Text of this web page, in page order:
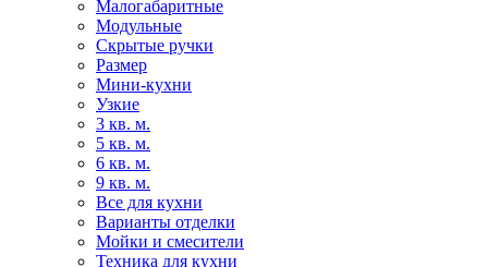
Малогабаритные
Модульные
Скрытые ручки
Размер
Мини-кухни
Узкие
3 кв. м.
5 кв. м.
6 кв. м.
9 кв. м.
Все для кухни
Варианты отделки
Мойки и смесители
Техника для кухни